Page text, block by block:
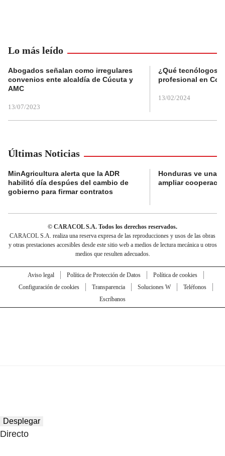
Lo más leído
Abogados señalan como irregulares
convenios ente alcaldía de Cúcuta y
AMC
13/07/2023
¿Qué tecnólogos
profesional en
13/02/2024
Últimas Noticias
MinAgricultura alerta que la ADR
habilitó día despúes del cambio de
gobierno para firmar contratos
Honduras ve una
ampliar
© CARACOL S.A. Todos los derechos reservados.
CARACOL S.A. realiza una reserva expresa de las reproducciones y usos de las obras
y otras prestaciones accesibles desde este sitio web a medios de lectura mecánica u otros
medios que resulten adecuados.
Aviso legal Política de Protección de Datos
Política de cookies
Configuración de cookies
Transparencia Soluciones W
Teléfonos
Escríbanos
Desplegar
Directo